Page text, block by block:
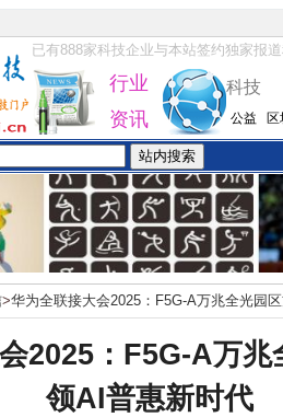
已有888家科技企业与本站签约独家报
行业
资讯
科技
公益
>华为全联接大会2025：F5G-A万兆全光园
2025：F5G-A万兆
领AI普惠新时代